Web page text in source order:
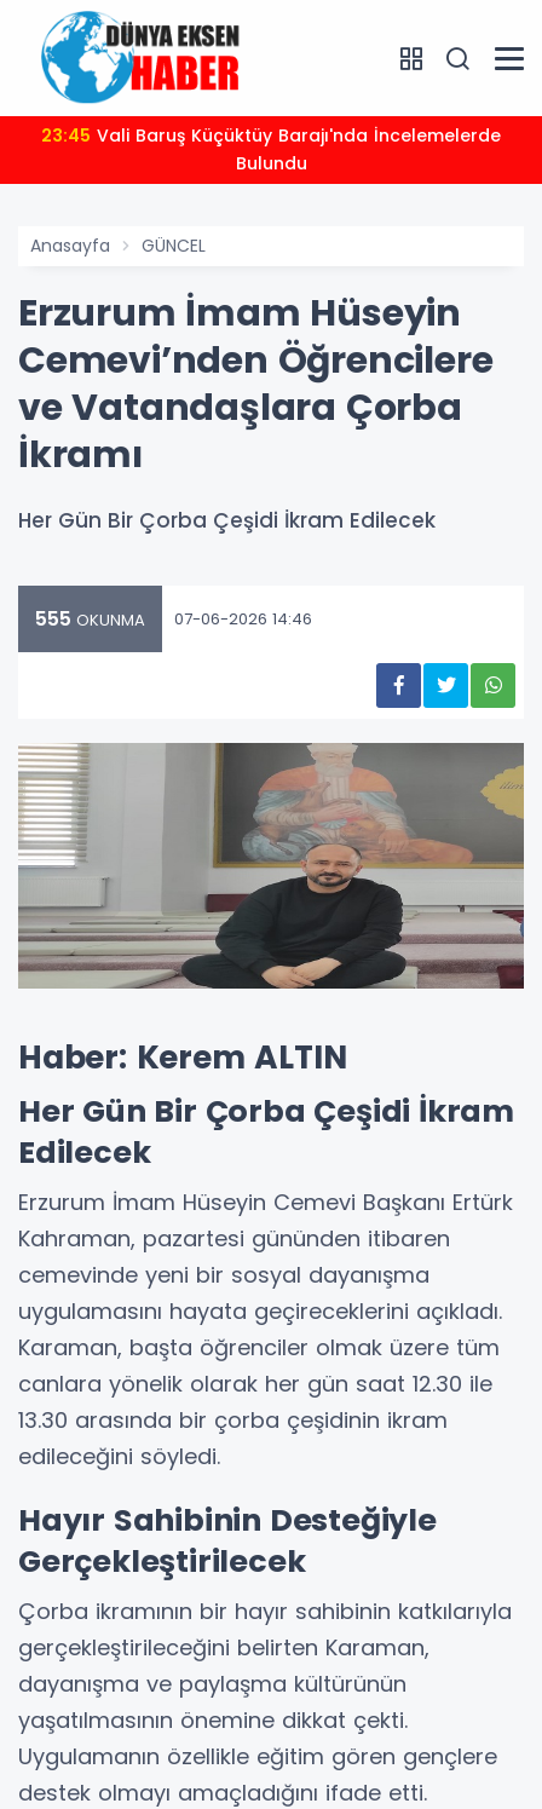
23:45
Bulundu
Anasayfa GÜNCEL
Erzurum İmam Hüseyin
Cemevi’nden Öğrencilere
ve Vatandaşlara Çorba
İkramı
Her Gün Bir Çorba Çeşidi İkram Edilecek
555 OKUNMA 07-06-2026 14:46
Haber: Kerem ALTIN
Her Gün Bir Çorba Çeşidi İkram
Edilecek
Erzurum İmam Hüseyin Cemevi Başkanı Ertürk
Kahraman, pazartesi gününden itibaren
cemevinde yeni bir sosyal dayanışma
uygulamasını hayata geçireceklerini açıkladı.
Karaman, başta öğrenciler olmak üzere tüm
canlara yönelik olarak her gün saat 12.30 ile
13.30 arasında bir çorba çeşidinin ikram
edileceğini söyledi.
Hayır Sahibinin Desteğiyle
Gerçekleştirilecek
Çorba ikramının bir hayır sahibinin katkılarıyla
gerçekleştirileceğini belirten Karaman,
dayanışma ve paylaşma kültürünün
yaşatılmasının önemine dikkat çekti.
Uygulamanın özellikle eğitim gören gençlere
destek olmayı amaçladığını ifade etti.